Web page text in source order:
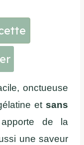
onctueuse
et sans
de la
une saveur